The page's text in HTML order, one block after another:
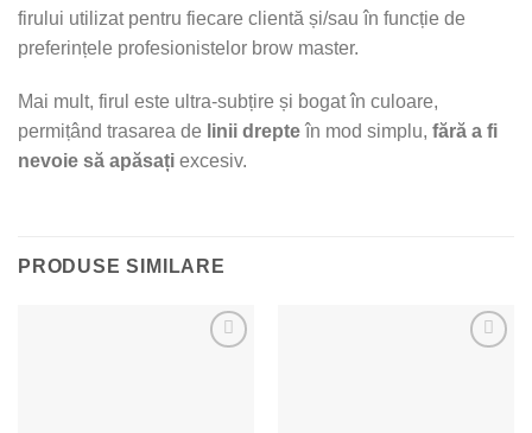
firului utilizat pentru fiecare clientă și/sau în funcție de
preferințele profesionistelor brow master.
Mai mult, firul este ultra-subțire și bogat în culoare,
permițând trasarea de linii drepte în mod simplu, fără a fi
nevoie să apăsați excesiv.
PRODUSE SIMILARE